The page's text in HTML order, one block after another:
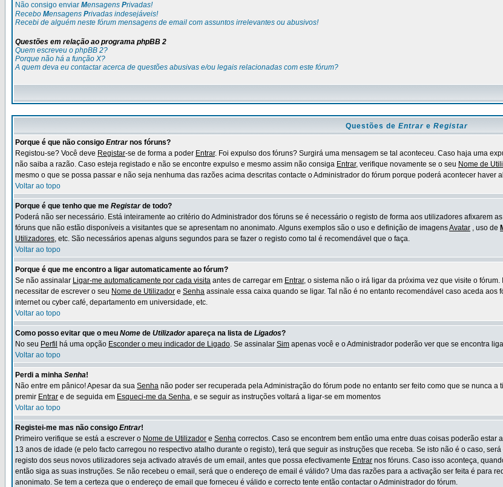
Não consigo enviar Mensagens Privadas!
Recebo Mensagens Privadas indesejáveis!
Recebi de alguém neste fórum mensagens de email com assuntos irrelevantes ou abusivos!
Questões em relação ao programa phpBB 2
Quem escreveu o phpBB 2?
Porque não há a função X?
A quem deva eu contactar acerca de questões abusivas e/ou legais relacionadas com este fórum?
Questões de Entrar e Registar
Porque é que não consigo Entrarnos fóruns?
Registou-se? Você deve Registar-se de forma a poder Entrar. Foi expulso dos fóruns? Surgirá uma mensagem se tal aconteceu. Caso haja uma
não saiba a razão. Caso esteja registado e não se encontre expulso e mesmo assim não consiga Entrar, verifique novamente se o seu Nome de
mesmo o que se possa passar e não seja nenhuma das razões acima descritas contacte o Administrador do fórum porque poderá acontecer haver
Voltar ao topo
Porque é que tenho que me Registarde todo?
Poderá não ser necessário. Está inteiramente ao critério do Administrador dos fóruns se é necessário o registo de forma aos utilizadores afixarem
fóruns que não estão disponíveis a visitantes que se apresentam no anonimato. Alguns exemplos são o uso e definição de imagensAvatar , uso de
Utilizadores, etc. São necessários apenas alguns segundos para se fazer o registo como tal é recomendável que o faça.
Voltar ao topo
Porque é que me encontro a ligar automaticamente ao fórum?
Se não assinalar Ligar-me automaticamente por cada visita antes de carregar em Entrar, o sistema não o irá ligar da próxima vez que visite o
necessitar de escrever o seu Nome de Utilizador e Senha assinale essa caixa quando se ligar. Tal não é no entanto recomendável caso aceda
internet ou cyber café, departamento em universidade, etc.
Voltar ao topo
Como posso evitar que o meu Nome de Utilizadorapareça na lista de Ligados?
No seu Perfil há uma opção Esconder o meu indicador de Ligado. Se assinalar Sim apenas você e o Administrador poderão ver que se encontra
Voltar ao topo
Perdi a minha Senha!
Não entre em pânico! Apesar da sua Senha não poder ser recuperada pela Administração do fórum pode no entanto ser feito como que se nunca
premir Entrar e de seguida em Esqueci-me da Senha, e se seguir as instruções voltará a ligar-se em momentos
Voltar ao topo
Registei-me mas não consigo Entrar!
Primeiro verifique se está a escrever o Nome de Utilizador e Senha correctos. Caso se encontrem bem então uma entre duas coisas poderão estar
13 anos de idade (e pelo facto carregou no respectivo atalho durante o registo), terá que seguir as instruções que receba. Se isto não é o caso,
registo dos seus novos utilizadores seja activado através de um email, antes que possa efectivamente Entrar nos fóruns. Caso isso aconteça,
então siga as suas instruções. Se não recebeu o email, será que o endereço de email é válido? Uma das razões para a activação ser feita é para
anonimato. Se tem a certeza que o endereço de email que forneceu é válido e correcto tente então contactar o Administrador do fórum.